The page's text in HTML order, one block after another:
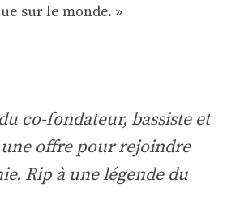
sur le monde. »
co-fondateur, bassiste et
une offre pour rejoindre
Rip à une légende du